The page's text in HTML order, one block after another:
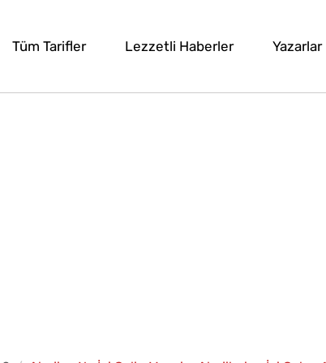
Tüm Tarifler Lezzetli Haberler Yazarlar